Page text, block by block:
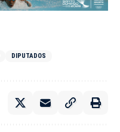
DIPUTADOS